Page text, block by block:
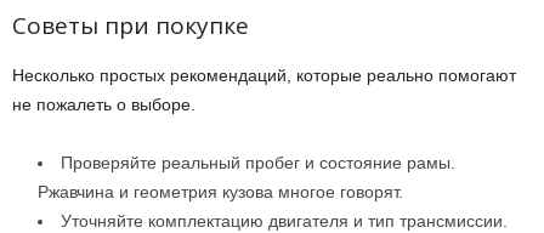
Советы при покупке
Несколько простых рекомендаций, которые реально помогают
не пожалеть о выборе.
Проверяйте реальный пробег и состояние рамы.
Ржавчина и геометрия кузова многое говорят.
Уточняйте комплектацию двигателя и тип трансмиссии.